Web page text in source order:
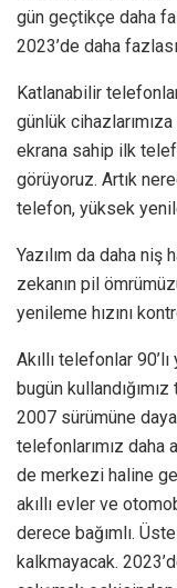
gün geçtikçe daha
2023’de daha
Katlanabilir
günlük
ekrana sahip ilk
görüyoruz. Artık
telefon, yüksek
Yazılım da daha niş
zekanın pil
yenileme hızını
Akıllı telefonlar
bugün
2007 sürümüne
telefonlarımız daha
de merkezi haline
akıllı evler ve
derece bağımlı.
kalkmayacak.